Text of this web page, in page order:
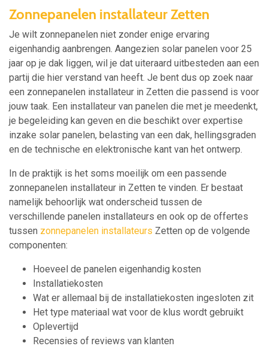
Zonnepanelen installateur Zetten
Je wilt zonnepanelen niet zonder enige ervaring
eigenhandig aanbrengen. Aangezien solar panelen voor 25
jaar op je dak liggen, wil je dat uiteraard uitbesteden aan een
partij die hier verstand van heeft. Je bent dus op zoek naar
een zonnepanelen installateur in Zetten die passend is voor
jouw taak. Een installateur van panelen die met je meedenkt,
je begeleiding kan geven en die beschikt over expertise
inzake solar panelen, belasting van een dak, hellingsgraden
en de technische en elektronische kant van het ontwerp.
In de praktijk is het soms moeilijk om een passende
zonnepanelen installateur in Zetten te vinden. Er bestaat
namelijk behoorlijk wat onderscheid tussen de
verschillende panelen installateurs en ook op de offertes
tussen zonnepanelen installateurs Zetten op de volgende
componenten:
Hoeveel de panelen eigenhandig kosten
Installatiekosten
Wat er allemaal bij de installatiekosten ingesloten zit
Het type materiaal wat voor de klus wordt gebruikt
Oplevertijd
Recensies of reviews van klanten